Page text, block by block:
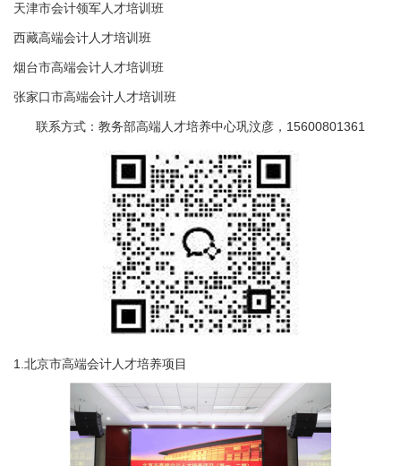
天津市会计领军人才培训班
西藏高端会计人才培训班
烟台市高端会计人才培训班
张家口市高端会计人才培训班
联系方式：教务部高端人才培养中心巩汶彦，15600801361
1.北京市高端会计人才培养项目